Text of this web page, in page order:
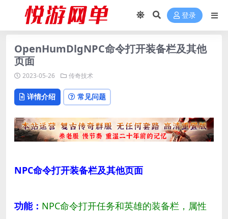
登录
OpenHumDlgNPC命令打开装备栏及其他
页面
2023-05-26 传奇技术
详情介绍 常见问题
NPC命令打开装备栏及其他页面
功能： NPC命令打开任务和英雄的装备栏，属性